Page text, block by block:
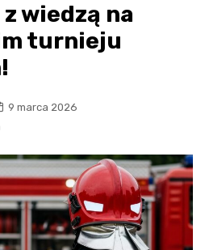
wiedzą na
turnieju
9 marca 2026